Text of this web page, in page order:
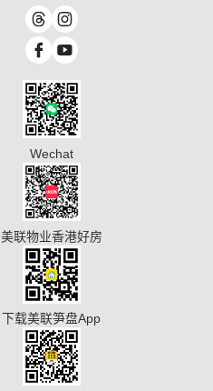
Wechat
美联物业香港好房
下载美联笋盘App